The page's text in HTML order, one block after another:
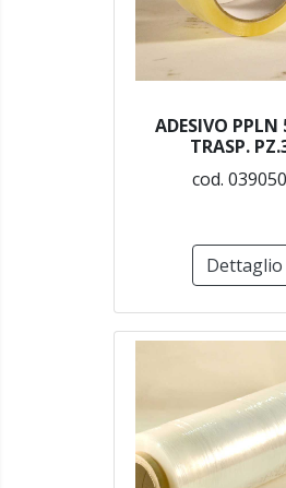
ADESIVO PPLN
TRASP.
cod.
Dettaglio